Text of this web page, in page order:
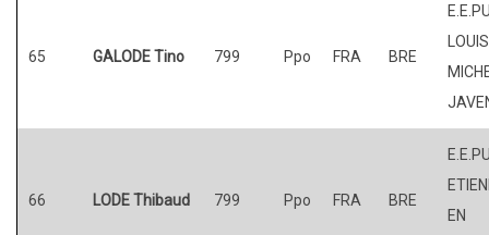
65 GALODE Tino 799 Ppo FRA BRE
66 LODE Thibaud 799 Ppo FRA BRE
EN